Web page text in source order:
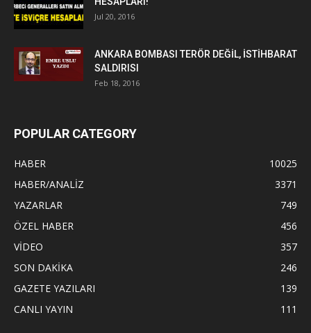
Jul 20, 2016
ANKARA BOMBASI TERÖR DEĞİL, İSTİHBARAT
SALDIRISI
Feb 18, 2016
POPULAR CATEGORY
HABER
10025
HABER/ANALİZ
3371
YAZARLAR
749
ÖZEL HABER
456
VİDEO
357
SON DAKİKA
246
GAZETE YAZILARI
139
CANLI YAYIN
111